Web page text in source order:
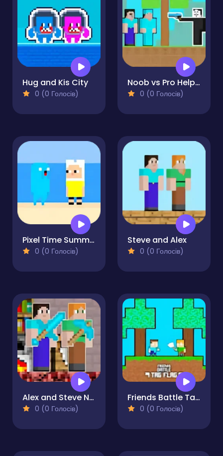
Hug and Kis City
0 (0 Голосів)
Noob vs Pro Help Hacker
0 (0 Голосів)
Pixel Time Summer
0 (0 Голосів)
Steve and Alex
0 (0 Голосів)
Alex and Steve Nether
0 (0 Голосів)
Friends Battle Tag Flag
0 (0 Голосів)